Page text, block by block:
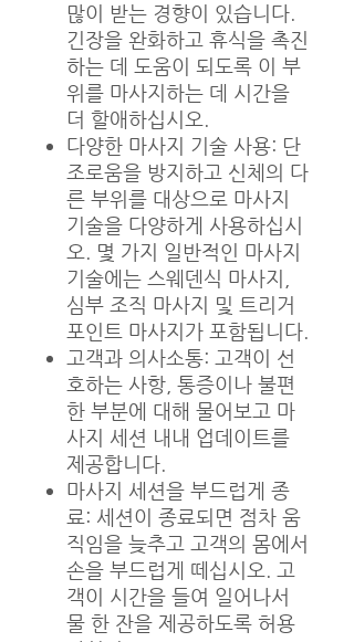
많이 받는 경향이 있습니다.
긴장을 완화하고 휴식을 촉진
하는 데 도움이 되도록 이 부
위를 마사지하는 데 시간을
더 할애하십시오.
다양한 마사지 기술 사용: 단
조로움을 방지하고 신체의 다
른 부위를 대상으로 마사지
기술을 다양하게 사용하십시
오. 몇 가지 일반적인 마사지
기술에는 스웨덴식 마사지,
심부 조직 마사지 및 트리거
포인트 마사지가 포함됩니다.
고객과 의사소통: 고객이 선
호하는 사항, 통증이나 불편
한 부분에 대해 물어보고 마
사지 세션 내내 업데이트를
제공합니다.
마사지 세션을 부드럽게 종
료: 세션이 종료되면 점차 움
직임을 늦추고 고객의 몸에서
손을 부드럽게 떼십시오. 고
객이 시간을 들여 일어나서
물 한 잔을 제공하도록 허용